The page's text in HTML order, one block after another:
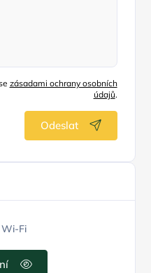
zásadami ochrany osobních
údajů.
Odeslat
Wi-Fi